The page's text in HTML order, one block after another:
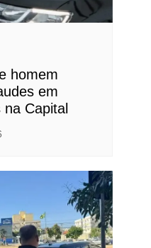
homem
em
Capital